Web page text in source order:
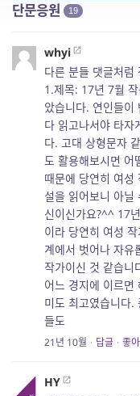
단문응원 19
whyi
다른 분들 댓글처럼
1.제목: 17년 7월
았습니다. 연인들이
다 읽고나서야 타자
다. 고대 상형문자
도 활용해보시면 어
때문에 당연히 여성
설을 읽어보니 아닐
신이신가요?^^ 17
이라 당연히 여성
계에서 벗어나 자유
작가이신 것 같습니
어느 경지에 이르면
미도 최고였습니다.
들도
21년 10월 · 답글 · 좋
HY